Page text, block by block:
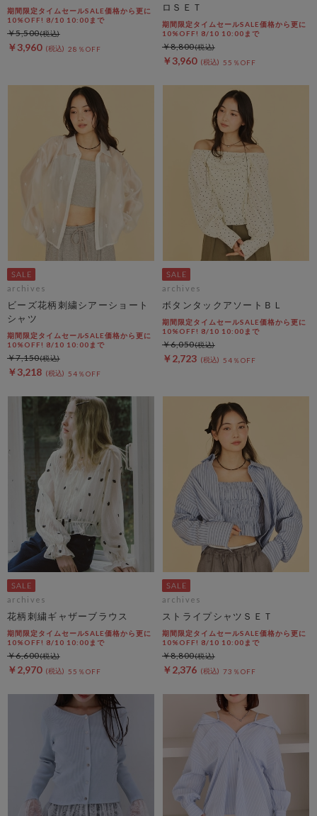
期間限定タイムセールSALE価格から更に
10%OFF! 8/10 10:00まで
￥3,960 28％OFF
￥5,500
ロＳＥＴ
期間限定タイムセールSALE価格から更に
10%OFF! 8/10 10:00まで
￥3,960 55％OFF
￥8,800
archives
ビーズ花柄刺繍シアーショート
シャツ
期間限定タイムセールSALE価格から更に
10%OFF! 8/10 10:00まで
￥3,218 54％OFF
￥7,150
archives
ボタンタックアソートＢＬ
期間限定タイムセールSALE価格から更に
10%OFF! 8/10 10:00まで
￥2,723 54％OFF
￥6,050
archives
花柄刺繍ギャザーブラウス
期間限定タイムセールSALE価格から更に
10%OFF! 8/10 10:00まで
￥2,970 55％OFF
￥6,600
archives
ストライプシャツＳＥＴ
期間限定タイムセールSALE価格から更に
10%OFF! 8/10 10:00まで
￥2,376 73％OFF
￥8,800